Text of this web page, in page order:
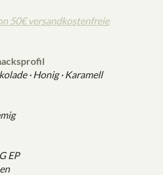
50€ versandkostenfreie
· Honig · Karamell
EP